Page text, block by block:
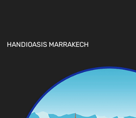
HANDIOASIS MARRAKECH